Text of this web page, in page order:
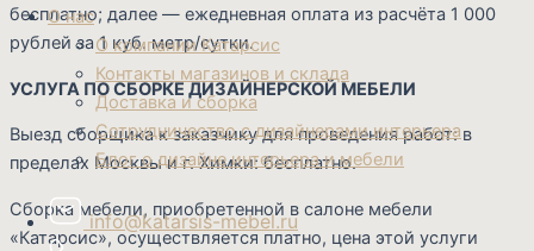
О нас
О компании Катарсис
Контакты магазинов и склада
Доставка и сборка
Сотрудничество с дизайнерами интерьера
Блог о дизайне интерьера и мебели
info@katarsis-mebel.ru
бесплатно; далее — ежедневная оплата из расчёта 1 000
рублей за 1 куб. метр/сутки.
УСЛУГА ПО СБОРКЕ ДИЗАЙНЕРСКОЙ МЕБЕЛИ
Выезд сборщика к заказчику для проведения работ: в
пределах Москвы и г. Химки: бесплатно.
Сборка мебели, приобретенной в салоне мебели
«Катарсис», осуществляется платно, цена этой услуги